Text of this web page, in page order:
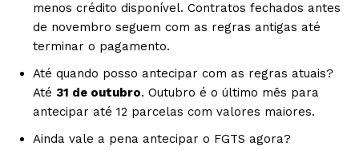
menos crédito disponível. Contratos fechados antes
de novembro seguem com as regras antigas até
terminar o pagamento.
Até quando posso antecipar com as regras atuais?
Até 31 de outubro. Outubro é o último mês para
antecipar até 12 parcelas com valores maiores.
Ainda vale a pena antecipar o FGTS agora?